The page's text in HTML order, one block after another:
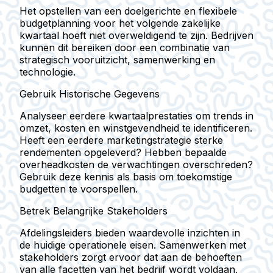
Het opstellen van een doelgerichte en flexibele
budgetplanning voor het volgende zakelijke
kwartaal hoeft niet overweldigend te zijn. Bedrijven
kunnen dit bereiken door een combinatie van
strategisch vooruitzicht, samenwerking en
technologie.
Gebruik Historische Gegevens
Analyseer eerdere kwartaalprestaties om trends in
omzet, kosten en winstgevendheid te identificeren.
Heeft een eerdere marketingstrategie sterke
rendementen opgeleverd? Hebben bepaalde
overheadkosten de verwachtingen overschreden?
Gebruik deze kennis als basis om toekomstige
budgetten te voorspellen.
Betrek Belangrijke Stakeholders
Afdelingsleiders bieden waardevolle inzichten in
de huidige operationele eisen. Samenwerken met
stakeholders zorgt ervoor dat aan de behoeften
van alle facetten van het bedrijf wordt voldaan,